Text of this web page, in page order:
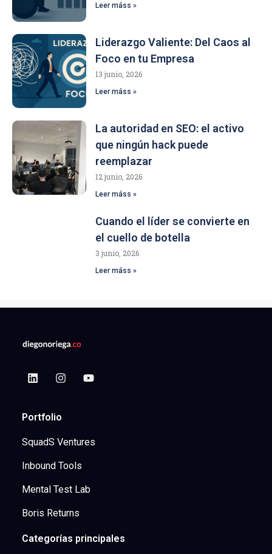
Leer máss »
Liderazgo Valiente: Del Caos al
Foco en tu Empresa
13 junio, 2026
Leer máss »
La autoridad en SEO: el activo
que ningún hack puede
reemplazar
12 junio, 2026
Leer máss »
Cuando el líder se convierte en
el cuello de botella
3 junio, 2026
Leer máss »
Portfolio
SquadS Ventures
Inbound Tools
Mental Test Lab
Boris Returns
Categorías principales